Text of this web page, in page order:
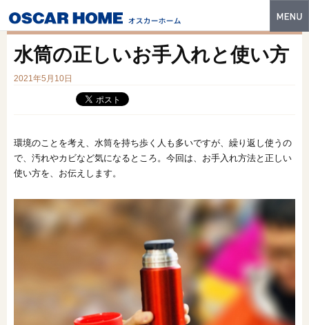
特長
性能・技術
商品ラインナップ
フォトギャラリー
販売中の物件
スマートセレクト
土地情報
水筒の正しいお手入れと使い方
2021年5月10日
環境のことを考え、水筒を持ち歩く人も多いですが、繰り返し使うの
で、汚れやカビなど気になるところ。今回は、お手入れ方法と正しい
使い方を、お伝えします。